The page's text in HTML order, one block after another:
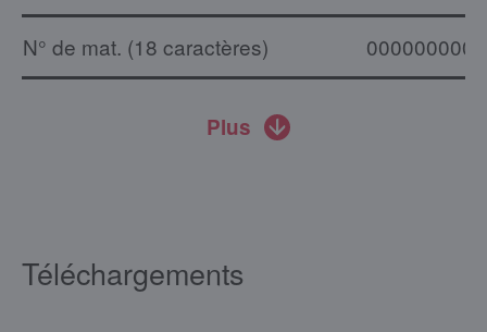
N° de mat. (18 caractères)
Plus
Téléchargements